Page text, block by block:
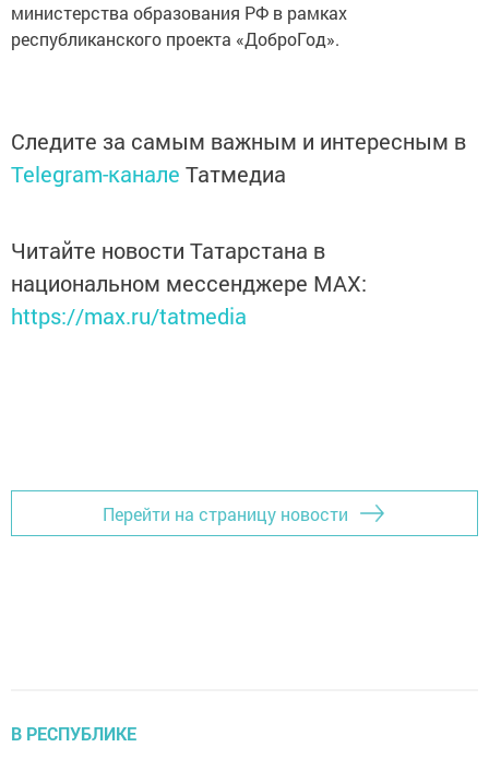
министерства образования РФ в рамках
республиканского проекта «ДоброГод».
Следите за самым важным и интересным в
Telegram-канале Татмедиа
Читайте новости Татарстана в
национальном мессенджере MАХ:
https://max.ru/tatmedia
Перейти на страницу новости
В РЕСПУБЛИКЕ